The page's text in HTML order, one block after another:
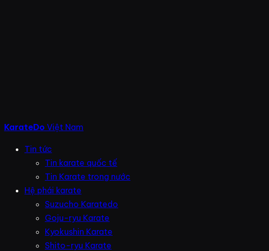
KarateDo Việt Nam
Tin tức
Tin karate quốc tế
Tin Karate trong nước
Hệ phái karate
Suzucho Karatedo
Goju-ryu Karate
Kyokushin Karate
Shito-ryu Karate